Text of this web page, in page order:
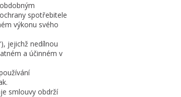
spotřebitele
výkonu svého
jejichž nedílnou
a účinném v
smlouvy obdrží